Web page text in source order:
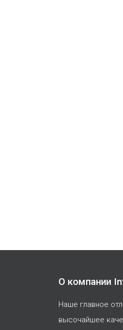
О компании
Наше главное
высочайшее